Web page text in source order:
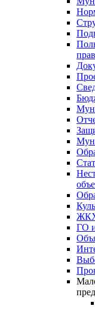
ЖКХ
ГО